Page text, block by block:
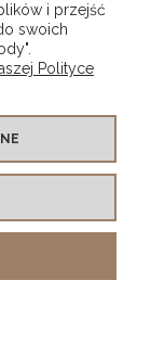
i przejść
swoich
Polityce